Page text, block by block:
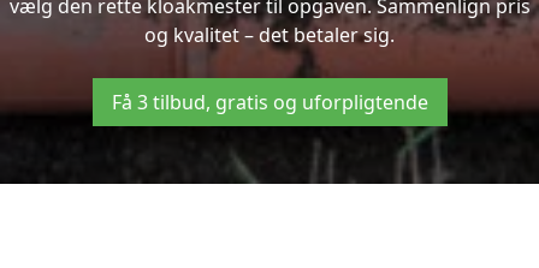
vælg den rette kloakmester til opgaven. Sammenlign pris
og kvalitet – det betaler sig.
Få 3 tilbud, gratis og uforpligtende